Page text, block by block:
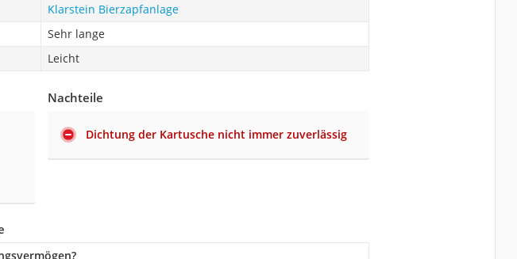
Klarstein Bierzapfanlage
Sehr lange
Leicht
Nachteile
Dichtung der Kartusche nicht immer zuverlässig